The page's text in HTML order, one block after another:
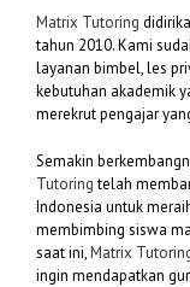
Matrix Tutoring
tahun 2010. Kami
layanan bimbel, les
kebutuhan akademik
merekrut pengajar
Semakin
Tutoringtelah
Indonesia untuk
membimbing siswa
saat ini,Matrix
ingin mendapatkan